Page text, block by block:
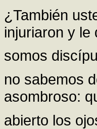
¿También
injuriaron y le
somos
no sabemos
asombroso:
abierto los